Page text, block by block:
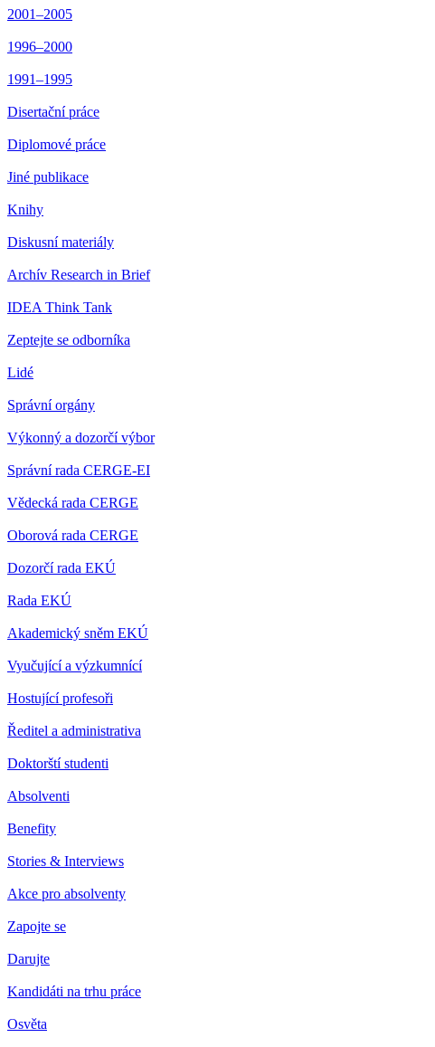
2001–2005
1996–2000
1991–1995
Disertační práce
Diplomové práce
Jiné publikace
Knihy
Diskusní materiály
Archív Research in Brief
IDEA Think Tank
Zeptejte se odborníka
Lidé
Správní orgány
Výkonný a dozorčí výbor
Správní rada CERGE-EI
Vědecká rada CERGE
Oborová rada CERGE
Dozorčí rada EKÚ
Rada EKÚ
Akademický sněm EKÚ
Vyučující a výzkumnící
Hostující profesoři
Ředitel a administrativa
Doktorští studenti
Absolventi
Benefity
Stories & Interviews
Akce pro absolventy
Zapojte se
Darujte
Kandidáti na trhu práce
Osvěta